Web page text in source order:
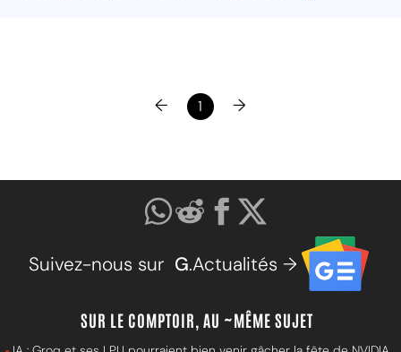
← 1 →
Suivez-nous sur G.Actualités →
SUR LE COMPTOIR, AU ~MÊME SUJET